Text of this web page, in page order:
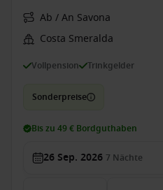
Ab / An Savona
Costa Smeralda
Vollpension Trinkgelder
Sonderpreise
Bis zu 49 € Bordguthaben
26 Sep. 2026 7 Nächte